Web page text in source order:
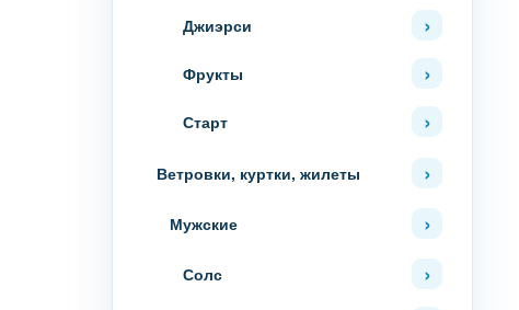
Джиэрси
Фрукты
Старт
Ветровки, куртки, жилеты
Мужские
Солс